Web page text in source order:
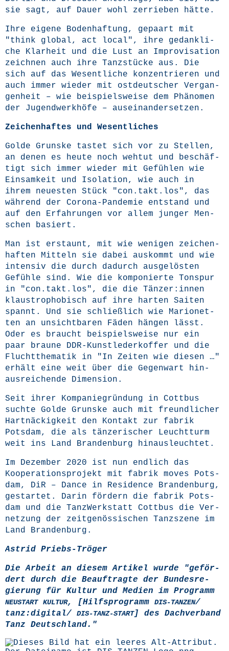
sie sagt, auf Dau­er wohl zer­rie­ben hätte.
Ihre eige­ne Boden­haf­tung, gepaart mit
"think glo­bal, act local", ihre gedank­li­
che Klar­heit und die Lust an Impro­vi­sa­ti­on
zeich­nen auch ihre Tanz­stü­cke aus. Die
sich auf das Wesent­li­che kon­zen­trie­ren und
auch immer wie­der mit ost­deut­scher Ver­gan­
gen­heit – wie bei­spiels­wei­se dem Phä­no­men
der Jugend­werk­hö­fe – auseinandersetzen.
Zei­chen­haf­tes und Wesentliches
Gol­de Grunske tas­tet sich vor zu Stel­len,
an denen es heu­te noch weh­tut und beschäf­
tigt sich immer wie­der mit Gefüh­len wie
Ein­sam­keit und Iso­la­ti­on, wie auch in
ihrem neu­es­ten Stück "con.takt.los", das
wäh­rend der Coro­na-Pan­de­mie ent­stand und
auf den Erfah­run­gen vor allem jun­ger Men­
schen basiert.
Man ist erstaunt, mit wie weni­gen zei­chen­
haf­ten Mit­teln sie dabei aus­kommt und wie
inten­siv die durch dadurch aus­ge­lös­ten
Gefüh­le sind. Wie die kom­po­nier­te Ton­spur
in "con.takt.los", die die Tänzer:innen
klaus­tro­pho­bisch auf ihre har­ten Sai­ten
spannt. Und sie schließ­lich wie Mario­net­
ten an unsicht­ba­ren Fäden hän­gen lässt.
Oder es braucht bei­spiels­wei­se nur ein
paar brau­ne DDR-Kunst­le­der­kof­fer und die
Flucht­the­ma­tik in "In Zei­ten wie die­sen …"
erhält eine weit über die Gegen­wart hin­
aus­rei­chen­de Dimension.
Seit ihrer Kom­pa­nie­grün­dung in Cott­bus
such­te Gol­de Grunske auch mit freund­li­cher
Hart­nä­ckig­keit den Kon­takt zur fabrik
Pots­dam, die als tän­ze­ri­scher Leucht­turm
weit ins Land Bran­den­burg hinausleuchtet.
Im Dezem­ber 2020 ist nun end­lich
das
Koope­ra­ti­ons­pro­jekt mit fabrik moves Pots­
dam, DiR – Dance in Resi­dence Bran­den­burg,
gestar­tet. Dar­in för­dern die fabrik Pots­
dam und die Tanz­Werk­statt Cott­bus die Ver­
net­zung der zeit­ge­nös­si­schen Tanz­sze­ne im
Land Brandenburg.
Astrid Priebs-Trö­ger
Die Arbeit an die­sem Arti­kel wur­de "geför­
dert durch die Beauf­trag­te der Bun­des­re­
gie­rung für Kul­tur und Medi­en im Pro­gramm
NEUSTART KULTUR, [Hilfs­pro­gramm DIS-TANZEN/
tanz:digital/ DIS-TANZ-START] des Dach­ver­band
Tanz Deutschland."